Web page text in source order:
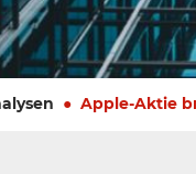
Apple-Aktie